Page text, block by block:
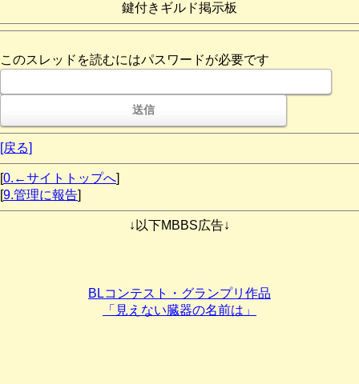
鍵付きギルド掲示板
このスレッドを読むにはパスワードが必要です
[戻る]
[0.←サイトトップへ]
[9.管理に報告]
↓以下MBBS広告↓
BLコンテスト・グランプリ作品
「見えない臓器の名前は」